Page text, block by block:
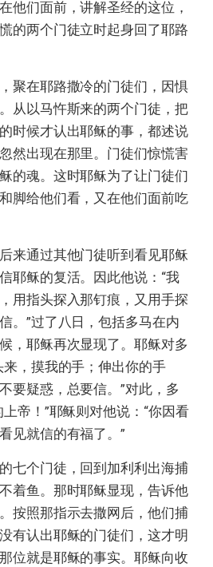
他们面前，讲解圣经的这位，
的两个门徒立时起身回了耶路
聚在耶路撒冷的门徒们，因惧
从以马忤斯来的两个门徒，把
时候才认出耶稣的事，都述说
然出现在那里。门徒们惊慌害
的魂。这时耶稣为了让门徒们
脚给他们看，又在他们面前吃
来通过其他门徒听到看见耶稣
耶稣的复活。因此他说：“我
用指头探入那钉痕，又用手探
。”过了八日，包括多马在内
，耶稣再次显现了。耶稣对多
，摸我的手；伸出你的手
要疑惑，总要信。”对此，多
帝！”耶稣则对他说：“你因看
见就信的有福了。”
七个门徒，回到加利利出海捕
着鱼。那时耶稣显现，告诉他
按照那指示去撒网后，他们捕
有认出耶稣的门徒们，这才明
位就是耶稣的事实。耶稣向收